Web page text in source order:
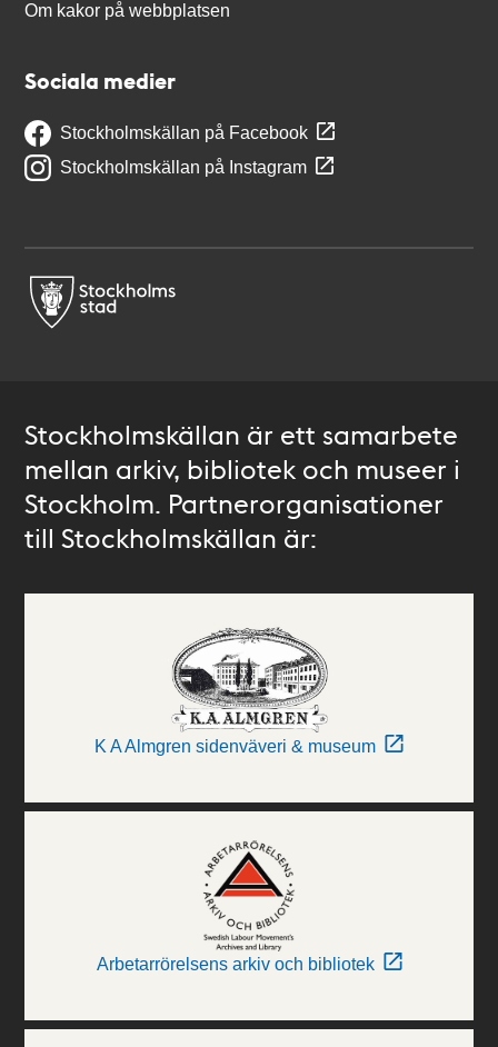
Om kakor på webbplatsen
Sociala medier
Stockholmskällan på Facebook
Stockholmskällan på Instagram
Stockholmskällan är ett samarbete
mellan arkiv, bibliotek och museer i
Stockholm. Partnerorganisationer
till Stockholmskällan är:
K A Almgren sidenväveri & museum
Arbetarrörelsens arkiv och bibliotek